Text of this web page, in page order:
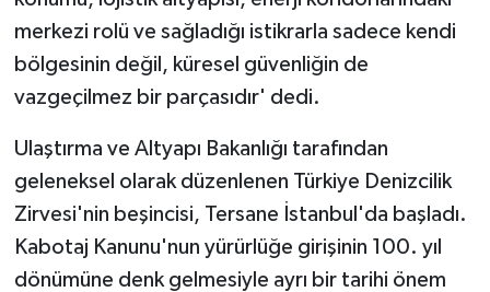
merkezi rolü ve sağladığı istikrarla sadece kendi
bölgesinin değil, küresel güvenliğin de
vazgeçilmez bir parçasıdır' dedi.
Ulaştırma ve Altyapı Bakanlığı tarafından
geleneksel olarak düzenlenen Türkiye Denizcilik
Zirvesi'nin beşincisi, Tersane İstanbul'da başladı.
Kabotaj Kanunu'nun yürürlüğe girişinin 100. yıl
dönümüne denk gelmesiyle ayrı bir tarihi önem